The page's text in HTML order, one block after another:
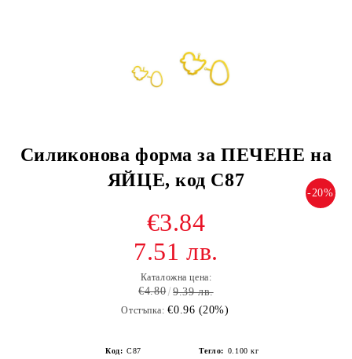
Силиконова форма за ПЕЧЕНЕ на
ЯЙЦЕ, код С87
-20%
€3.84
7.51 лв.
Каталожна цена:
€4.80 9.39 лв.
Отстъпка: €0.96 (20%)
Код: С87 Тегло: 0.100 кг